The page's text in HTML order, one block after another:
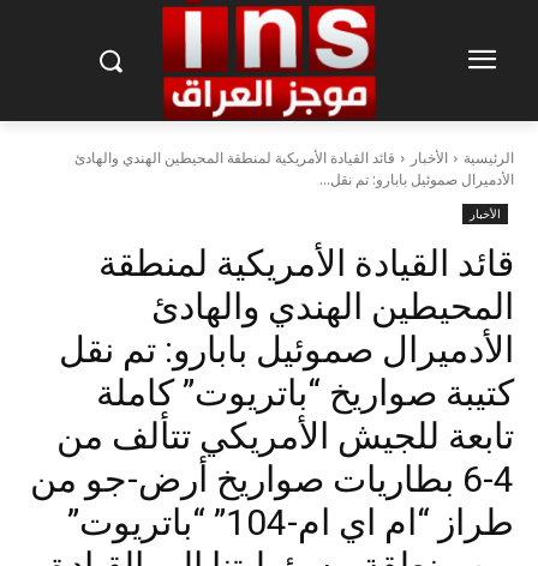
الرئيسية الأخبار
قائد القيادة الأمريكية لمنطقة المحيطين الهندي والهادئ
الأدميرال صموئيل بابارو: تم نقل...
الأخبار
قائد القيادة الأمريكية لمنطقة
المحيطين الهندي والهادئ
الأدميرال صموئيل بابارو: تم نقل
كتيبة صواريخ “باتريوت” كاملة
تابعة للجيش الأمريكي تتألف من
4-6 بطاريات صواريخ أرض-جو من
طراز “ام اي ام-104” “باتريوت”